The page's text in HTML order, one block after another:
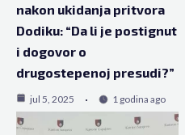
nakon ukidanja pritvora
Dodiku: “Da li je postignut
i dogovor o
drugostepenoj presudi?”
jul 5, 2025 1 godina ago